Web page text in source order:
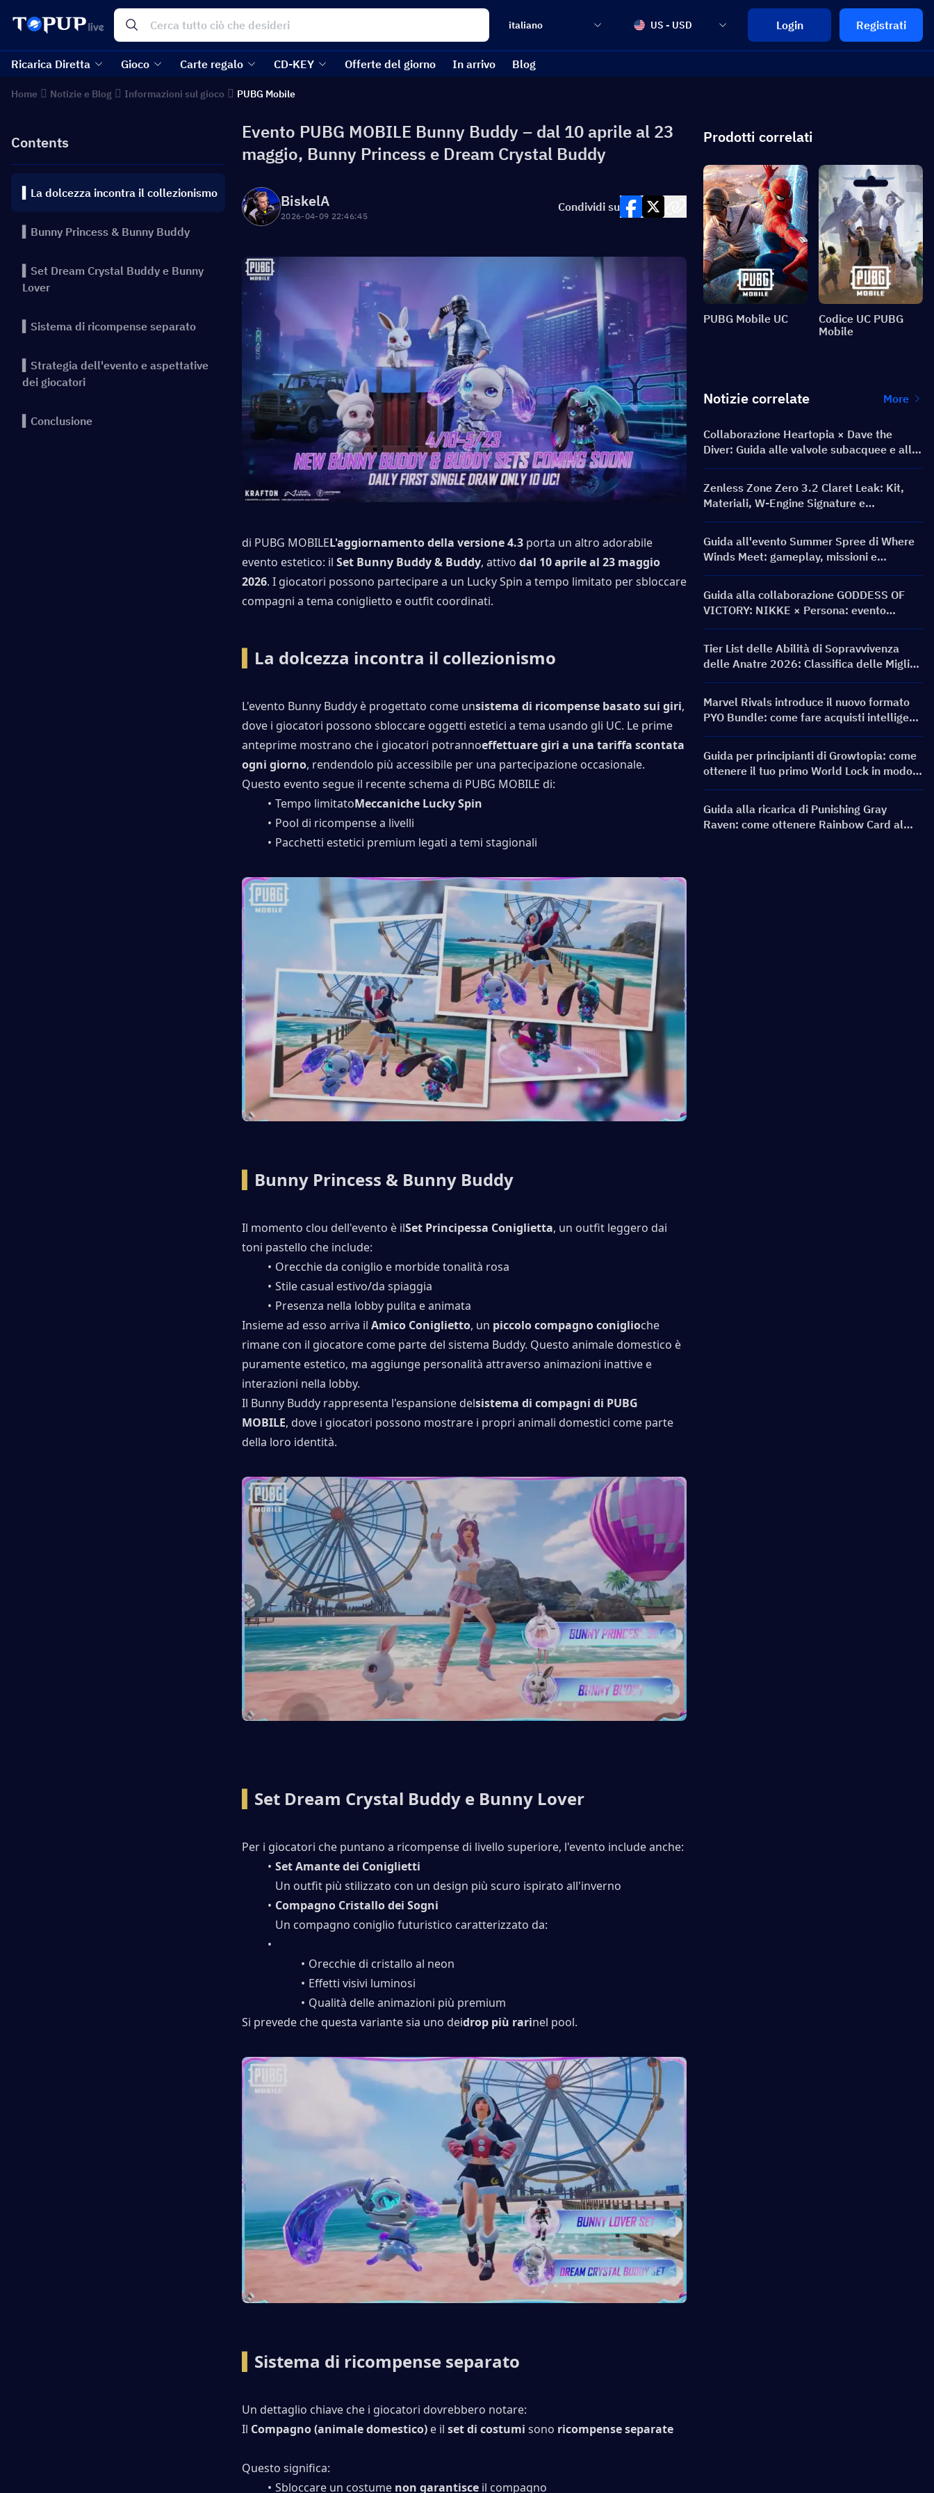
italiano US - USD Login Registrati
Ricarica Diretta Gioco Carte regalo CD-KEY Offerte del giorno In arrivo Blog
Home Notizie e Blog Informazioni sul gioco PUBG Mobile
Contents
▍La dolcezza incontra il collezionismo
▍Bunny Princess & Bunny Buddy
▍Set Dream Crystal Buddy e Bunny
Lover
▍Sistema di ricompense separato
▍Strategia dell'evento e aspettative
dei giocatori
▍Conclusione
Evento PUBG MOBILE Bunny Buddy – dal 10 aprile al 23
maggio, Bunny Princess e Dream Crystal Buddy
BiskelA
2026-04-09 22:46:45
Condividi su
di PUBG MOBILEL'aggiornamento della versione 4.3 porta un altro adorabile
evento estetico: il Set Bunny Buddy & Buddy, attivo dal 10 aprile al 23 maggio
2026. I giocatori possono partecipare a un Lucky Spin a tempo limitato per sbloccare
compagni a tema coniglietto e outfit coordinati.
La dolcezza incontra il collezionismo
L'evento Bunny Buddy è progettato come unsistema di ricompense basato sui giri,
dove i giocatori possono sbloccare oggetti estetici a tema usando gli UC. Le prime
anteprime mostrano che i giocatori potrannoeffettuare giri a una tariffa scontata
ogni giorno, rendendolo più accessibile per una partecipazione occasionale.
Questo evento segue il recente schema di PUBG MOBILE di:
Tempo limitatoMeccaniche Lucky Spin
Pool di ricompense a livelli
Pacchetti estetici premium legati a temi stagionali
Bunny Princess & Bunny Buddy
Il momento clou dell'evento è ilSet Principessa Coniglietta, un outfit leggero dai
toni pastello che include:
Orecchie da coniglio e morbide tonalità rosa
Stile casual estivo/da spiaggia
Presenza nella lobby pulita e animata
Insieme ad esso arriva il Amico Coniglietto, un piccolo compagno coniglioche
rimane con il giocatore come parte del sistema Buddy. Questo animale domestico è
puramente estetico, ma aggiunge personalità attraverso animazioni inattive e
interazioni nella lobby.
Il Bunny Buddy rappresenta l'espansione delsistema di compagni di PUBG
MOBILE, dove i giocatori possono mostrare i propri animali domestici come parte
della loro identità.
Set Dream Crystal Buddy e Bunny Lover
Per i giocatori che puntano a ricompense di livello superiore, l'evento include anche:
Set Amante dei Coniglietti
Un outfit più stilizzato con un design più scuro ispirato all'inverno
Compagno Cristallo dei Sogni
Un compagno coniglio futuristico caratterizzato da:
Orecchie di cristallo al neon
Effetti visivi luminosi
Qualità delle animazioni più premium
Si prevede che questa variante sia uno deidrop più rarinel pool.
Sistema di ricompense separato
Un dettaglio chiave che i giocatori dovrebbero notare:
Il Compagno (animale domestico) e il set di costumi sono ricompense separate
Questo significa:
Sbloccare un costume non garantisce il compagno
Prodotti correlati
PUBG Mobile UC
Codice UC PUBG
Mobile
Notizie correlate More
Collaborazione Heartopia × Dave the
Diver: Guida alle valvole subacquee e alle
ricompense
Zenless Zone Zero 3.2 Claret Leak: Kit,
Materiali, W-Engine Signature e
Mindscape Cinema
Guida all'evento Summer Spree di Where
Winds Meet: gameplay, missioni e
ricompense
Guida alla collaborazione GODDESS OF
VICTORY: NIKKE × Persona: evento
PERSONA ON FRONTLINE, personaggi,
banner e ricompense
Tier List delle Abilità di Sopravvivenza
delle Anatre 2026: Classifica delle Migliori
Abilità e Guida alle Build
Marvel Rivals introduce il nuovo formato
PYO Bundle: come fare acquisti intelligenti
nell'aggiornamento del negozio della
Stagione 9.5
Guida per principianti di Growtopia: come
ottenere il tuo primo World Lock in modo
rapido e sicuro
Guida alla ricarica di Punishing Gray
Raven: come ottenere Rainbow Card al